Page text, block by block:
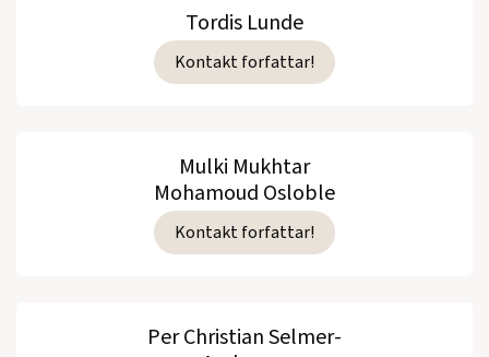
Tordis Lunde
Kontakt forfattar!
Mulki Mukhtar
Mohamoud Osloble
Kontakt forfattar!
Per Christian Selmer-